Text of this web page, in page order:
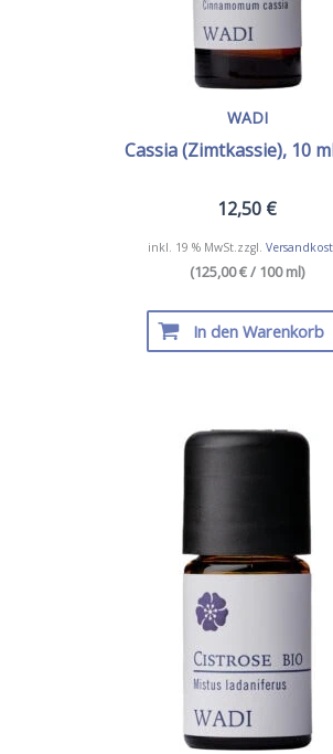
WADI
Cassia (Zimtkassie), 10
12,50 €
inkl. 19 % MwSt. zzgl.
(125,00 € / 100 ml)
In den Warenkorb